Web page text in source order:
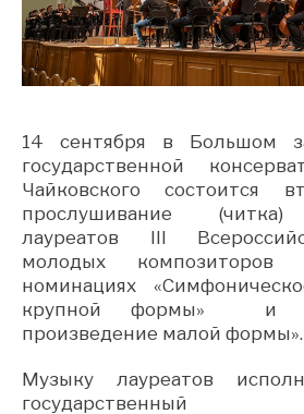
14 сентября в Большом
государственной
Чайковского состоится
прослушивание (читка)
лауреатов III
молодых композиторов
номинациях
крупной формы» и
произведение малой формы».
Музыку лауреатов
государственный